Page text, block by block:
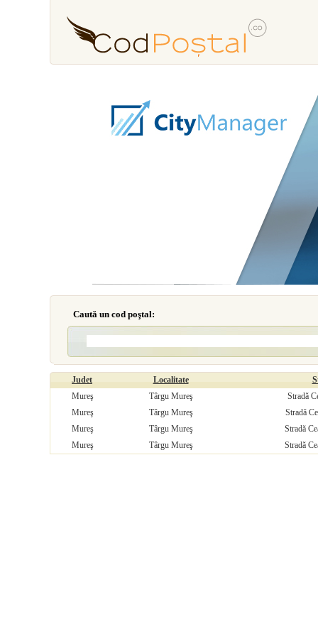
Caută un cod poştal:
Judet Localitate
Mureş
Târgu Mureş
Stradă
Mureş
Târgu Mureş
Stradă
Mureş
Târgu Mureş
Stradă
Mureş
Târgu Mureş Stradă